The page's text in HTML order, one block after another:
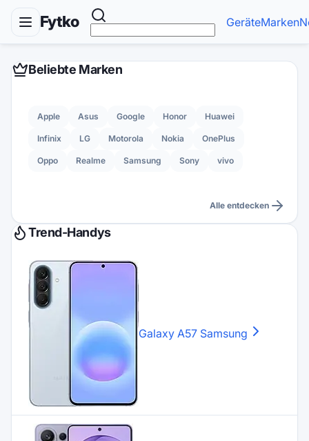
Fytko GeräteMarken
Beliebte Marken
Apple Asus Google Honor Huawei
Infinix LG Motorola Nokia OnePlus
Oppo Realme Samsung Sony vivo
Alle entdecken
Trend-Handys
Galaxy A57 Samsung